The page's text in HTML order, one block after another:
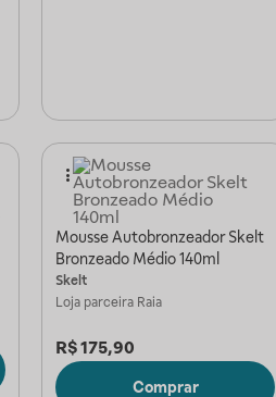
Mousse Autobronzeador Skelt
Bronzeado Médio 140ml
Skelt
Loja parceira Raia
R$175,90
Comprar